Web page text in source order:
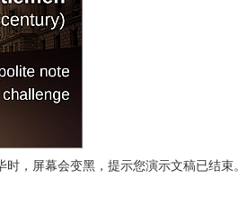
，屏幕会变黑，提示您演示文稿已结束